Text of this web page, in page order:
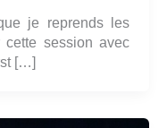
je reprends les
cette session avec
[…]